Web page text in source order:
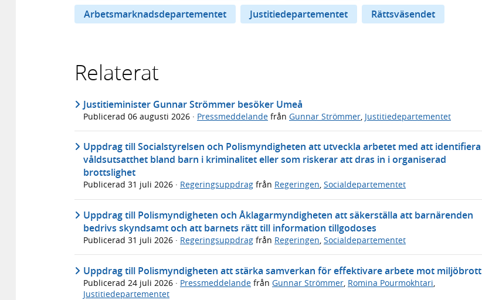
Arbetsmarknadsdepartementet
Justitiedepartementet Rättsväsendet
Relaterat
Justitieminister Gunnar Strömmer besöker Umeå
Publicerad 06 augusti 2026 · Pressmeddelande från Gunnar Strömmer Justitiedepartementet
Uppdrag till Socialstyrelsen och Polismyndigheten att utveckla arbetet med att identifiera
våldsutsatthet bland barn i kriminalitet eller som riskerar att dras in i organiserad
brottslighet
Publicerad 31 juli 2026 · Regeringsuppdrag från Regeringen, Socialdepartementet
Uppdrag till Polismyndigheten och Åklagarmyndigheten att säkerställa att barnärenden
bedrivs skyndsamt och att barnets rätt till information tillgodoses
Publicerad 31 juli 2026 · Regeringsuppdrag från Regeringen, Socialdepartementet
Uppdrag till Polismyndigheten att stärka samverkan för effektivare arbete mot miljöbrott
Publicerad 24 juli 2026 · Pressmeddelande från Gunnar Strömmer Romina Pourmokhtari
Justitiedepartementet